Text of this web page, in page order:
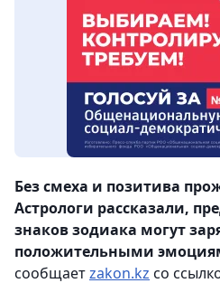
Без смеха и позитива
Астрологи рассказали,
знаков зодиака могут
положительными
сообщаетzakon.kz со